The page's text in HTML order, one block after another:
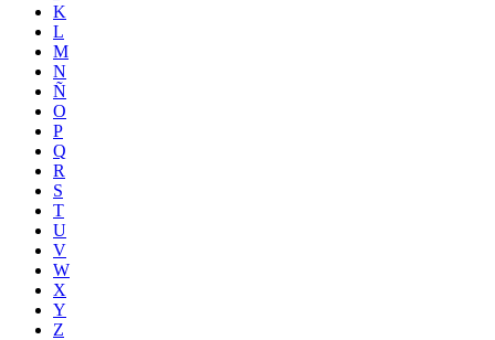
K
L
M
N
Ñ
O
P
Q
R
S
T
U
V
W
X
Y
Z